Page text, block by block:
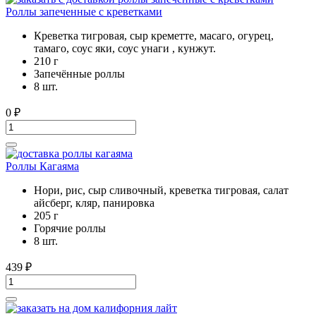
Роллы запеченные с креветками
Креветка тигровая, сыр креметте, масаго, огурец,
тамаго, соус яки, соус унаги , кунжут.
210 г
Запечённые роллы
8 шт.
0 ₽
Роллы Кагаяма
Нори, рис, сыр сливочный, креветка тигровая, салат
айсберг, кляр, панировка
205 г
Горячие роллы
8 шт.
439 ₽